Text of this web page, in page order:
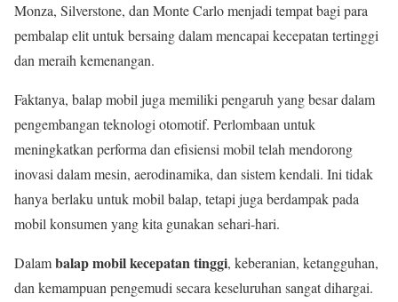
Monza, Silverstone, dan Monte Carlo menjadi tempat bagi para
pembalap elit untuk bersaing dalam mencapai kecepatan tertinggi
dan meraih kemenangan.
Faktanya, balap mobil juga memiliki pengaruh yang besar dalam
pengembangan teknologi otomotif. Perlombaan untuk
meningkatkan performa dan efisiensi mobil telah mendorong
inovasi dalam mesin, aerodinamika, dan sistem kendali. Ini tidak
hanya berlaku untuk mobil balap, tetapi juga berdampak pada
mobil konsumen yang kita gunakan sehari-hari.
Dalambalap mobil kecepatan tinggi, keberanian, ketangguhan,
dan kemampuan pengemudi secara keseluruhan sangat dihargai.